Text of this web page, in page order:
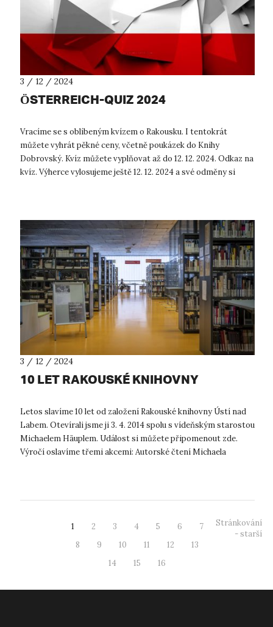
3 / 12 / 2024
ÖSTERREICH-QUIZ 2024
Vracíme se s oblíbeným kvízem o Rakousku. I tentokrát
můžete vyhrát pěkné ceny, včetně poukázek do Knihy
Dobrovský. Kvíz můžete vyplňovat až do 12. 12. 2024. Odkaz na
kvíz. Výherce vylosujeme ještě 12. 12. 2024 a své odměny si
3 / 12 / 2024
10 LET RAKOUSKÉ KNIHOVNY
Letos slavíme 10 let od založení Rakouské knihovny Ústí nad
Labem. Otevírali jsme ji 3. 4. 2014 spolu s vídeňským starostou
Michaelem Häuplem. Událost si můžete připomenout zde.
Výročí oslavíme třemi akcemi: Autorské čtení Michaela
1 2 3 4 5 6
7
8
9 10 11 12
13
14
15 16
Stránkování
- starší